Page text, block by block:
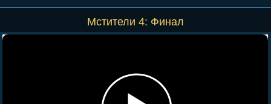
Мстители 4: Финал